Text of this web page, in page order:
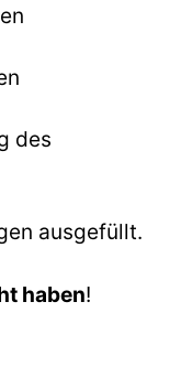
des
ausgefüllt.
haben!